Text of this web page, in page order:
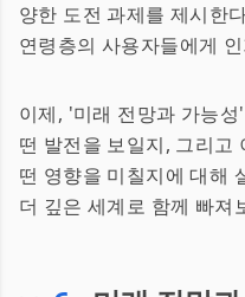
양한 도전 과제를 제시한
연령층의 사용자들에게
이제, '미래 전망과 가능
떤 발전을 보일지, 그리고
떤 영향을 미칠지에 대해
더 깊은 세계로 함께 빠